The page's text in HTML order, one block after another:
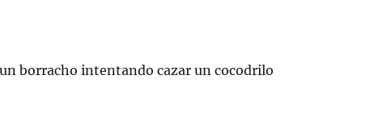
un borracho intentando cazar un cocodrilo